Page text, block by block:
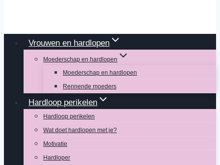
Vrouwen en hardlopen
Moederschap en hardlopen
Moederschap en hardlopen
Rennende moeders
Hardloop perikelen
Hardloop perikelen
Wat doet hardlopen met je?
Motivatie
Hardloper